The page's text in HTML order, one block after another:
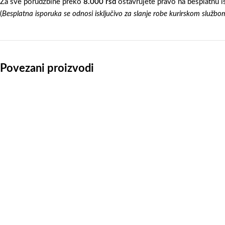
Za sve porudžbine preko 8.000 rsd ostavrujete pravo na besplatnu
(Besplatna isporuka se odnosi isključivo za slanje robe kurirskom
Povezani proizvodi